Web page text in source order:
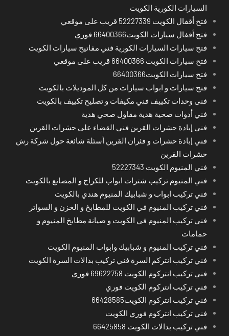
السيارات الكورية الكويت
فتح أقفال الكويت 52227339 قريب على موقعي
فتح أقفال سيارات الكويت66400366 فوري
فتح سيارات السيارات الكورية فني مفاتيح سيارات الكويت
فتح سيارات الكويت 66400366 قريب على موقعي
فتح سيارات الكويت66400366
فتح سيارات و ابواب سيارات من كل الموديلات بالكويت
فنى وحدات تكييف فني مكيفات و تصليح تكييف بالكويت
فني أدوات صحية هدية مقاول صحي هدية
فني إبادة حشرات القرين فني القضاء على حشرات القرين
فني إبادة حشرات و فئران القرين أسئلة شائعة حول شركة رش
حشرات القرين
فني المنيوم الكويت 52227343
فني المنيوم تركيب شترات ابواب للكراج و المصانع بالكويت
فني تركيب ابواب و شبابيك المنيوم هندي بالكويت
فني تركيب المنيوم في الكويت للمطابخ و الخزن و السواتر
فني تركيب المنيوم في الكويت و صيانة مطابخ المنيوم و
حمامات
فني تركيب المنيوم و شبابيك وابواب المنيوم الكويت
فني تركيب انتركم السرة فني تركيب بدالات السرة الكويت
فني تركيب انتركوم الكويت 69622758 فوري
فني تركيب انتركوم الكويت فوري
فني تركيب انتركوم الكويت66428585
فني تركيب انتركوم فوري الكويت
فني تركيب بدالات الكويت 66425858